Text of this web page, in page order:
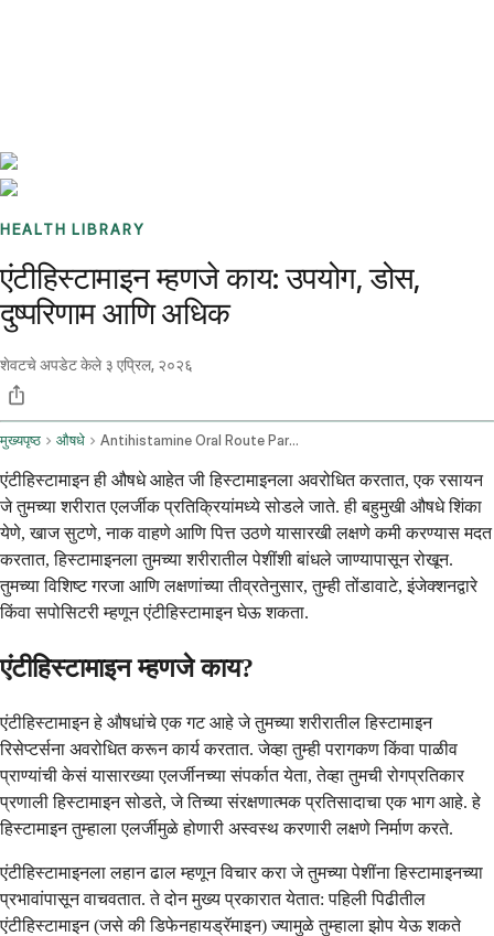
HEALTH LIBRARY
एंटीहिस्टामाइन म्हणजे काय: उपयोग, डोस,
दुष्परिणाम आणि अधिक
शेवटचे अपडेट केले ३ एप्रिल, २०२६
मुख्यपृष्ठ औषधे Antihistamine Oral Route Parenteral Route Rectal Route
एंटीहिस्टामाइन ही औषधे आहेत जी हिस्टामाइनला अवरोधित करतात, एक रसायन
जे तुमच्या शरीरात एलर्जीक प्रतिक्रियांमध्ये सोडले जाते. ही बहुमुखी औषधे शिंका
येणे, खाज सुटणे, नाक वाहणे आणि पित्त उठणे यासारखी लक्षणे कमी करण्यास मदत
करतात, हिस्टामाइनला तुमच्या शरीरातील पेशींशी बांधले जाण्यापासून रोखून.
तुमच्या विशिष्ट गरजा आणि लक्षणांच्या तीव्रतेनुसार, तुम्ही तोंडावाटे, इंजेक्शनद्वारे
किंवा सपोसिटरी म्हणून एंटीहिस्टामाइन घेऊ शकता.
एंटीहिस्टामाइन म्हणजे काय?
एंटीहिस्टामाइन हे औषधांचे एक गट आहे जे तुमच्या शरीरातील हिस्टामाइन
रिसेप्टर्सना अवरोधित करून कार्य करतात. जेव्हा तुम्ही परागकण किंवा पाळीव
प्राण्यांची केसं यासारख्या एलर्जीनच्या संपर्कात येता, तेव्हा तुमची रोगप्रतिकार
प्रणाली हिस्टामाइन सोडते, जे तिच्या संरक्षणात्मक प्रतिसादाचा एक भाग आहे. हे
हिस्टामाइन तुम्हाला एलर्जीमुळे होणारी अस्वस्थ करणारी लक्षणे निर्माण करते.
एंटीहिस्टामाइनला लहान ढाल म्हणून विचार करा जे तुमच्या पेशींना हिस्टामाइनच्या
प्रभावांपासून वाचवतात. ते दोन मुख्य प्रकारात येतात: पहिली पिढीतील
एंटीहिस्टामाइन (जसे की डिफेनहायड्रॅमाइन) ज्यामुळे तुम्हाला झोप येऊ शकते